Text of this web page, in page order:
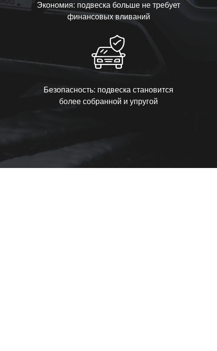
Экономия: подвеска больше не требует
финансовых вливаний
Безопасность: подвеска становится
более собранной и упругой